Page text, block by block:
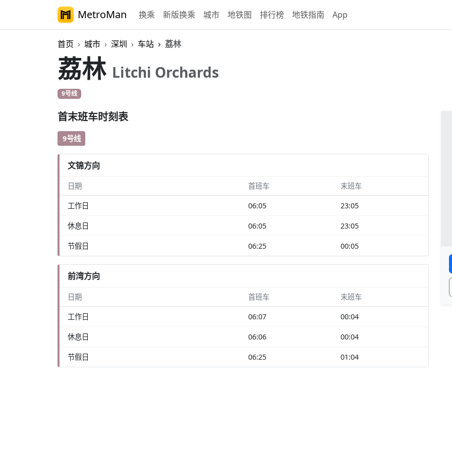
MetroMan 换乘 新版换乘 城市 地铁图 排行榜 地铁指南 App
首页 城市 深圳 车站 荔林
荔林 Litchi Orchards
9号线
首末班车时刻表
9号线
文锦方向
日期 首班车 末班车
工作日 06:05 23:05
休息日 06:05 23:05
节假日 06:25 00:05
前湾方向
日期 首班车 末班车
工作日 06:07 00:04
休息日 06:06 00:04
节假日 06:25 01:04